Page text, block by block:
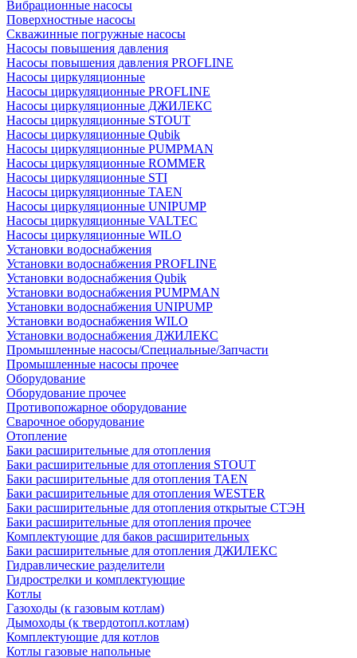
Вибрационные насосы
Поверхностные насосы
Скважинные погружные насосы
Насосы повышения давления
Насосы повышения давления PROFLINE
Насосы циркуляционные
Насосы циркуляционные PROFLINE
Насосы циркуляционные ДЖИЛЕКС
Насосы циркуляционные STOUT
Насосы циркуляционные Qubik
Насосы циркуляционные PUMPMAN
Насосы циркуляционные ROMMER
Насосы циркуляционные STI
Насосы циркуляционные TAEN
Насосы циркуляционные UNIPUMP
Насосы циркуляционные VALTEC
Насосы циркуляционные WILO
Установки водоснабжения
Установки водоснабжения PROFLINE
Установки водоснабжения Qubik
Установки водоснабжения PUMPMAN
Установки водоснабжения UNIPUMP
Установки водоснабжения WILO
Установки водоснабжения ДЖИЛЕКС
Промышленные насосы/Специальные/Запчасти
Промышленные насосы прочее
Оборудование
Оборудование прочее
Противопожарное оборудование
Сварочное оборудование
Отопление
Баки расширительные для отопления
Баки расширительные для отопления STOUT
Баки расширительные для отопления TAEN
Баки расширительные для отопления WESTER
Баки расширительные для отопления открытые СТЭН
Баки расширительные для отопления прочее
Комплектующие для баков расширительных
Баки расширительные для отопления ДЖИЛЕКС
Гидравлические разделители
Гидрострелки и комплектующие
Котлы
Газоходы (к газовым котлам)
Дымоходы (к твердотопл.котлам)
Комплектующие для котлов
Котлы газовые напольные